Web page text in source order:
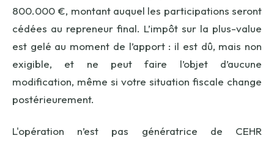
800.000 €, montant auquel les participations seront
cédées au repreneur final. L’impôt sur la plus-value
est gelé au moment de l’apport : il est dû, mais non
exigible, et ne peut faire l’objet d’aucune
modification, même si votre situation fiscale change
postérieurement.
L'opération n’est pas génératrice de CEHR